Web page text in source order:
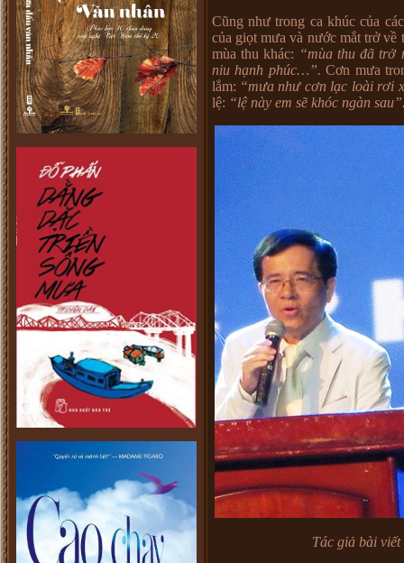
Cũng như trong ca khúc của
của giọt mưa và nước mắt trở
mùa thu khác: “mùa thu đã trở
niu hạnh phúc…”. Cơn mưa
lắm: “mưa như cơn lạc loài rơi
lệ: “lệ này em sẽ khóc ngàn
Tác giả bài